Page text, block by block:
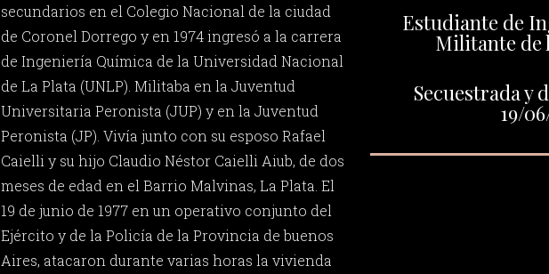
secundarios en el Colegio Nacional de la ciudad
de Coronel Dorrego y en 1974 ingresó a la carrera
de Ingeniería Química de la Universidad Nacional
de La Plata (UNLP). Militaba en la Juventud
Universitaria Peronista (JUP) y en la Juventud
Peronista (JP). Vivía junto con su esposo Rafael
Caielli y su hijo Claudio Néstor Caielli Aiub, de dos
meses de edad en el Barrio Malvinas, La Plata. El
19 de junio de 1977 en un operativo conjunto del
Ejército y de la Policía de la Provincia de buenos
Aires, atacaron durante varias horas la vivienda
Estudiante de
Militante de
Secuestrada y
19/